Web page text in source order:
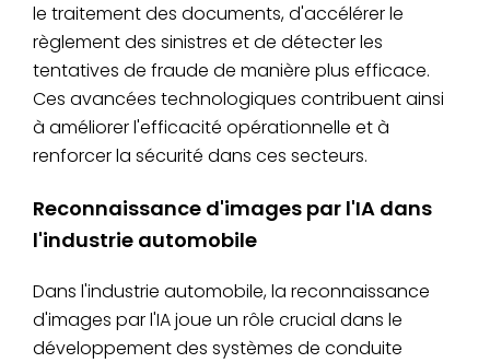
le traitement des documents, d'accélérer le
règlement des sinistres et de détecter les
tentatives de fraude de manière plus efficace.
Ces avancées technologiques contribuent ainsi
à améliorer l'efficacité opérationnelle et à
renforcer la sécurité dans ces secteurs.
Reconnaissance d'images par l'IA dans
l'industrie automobile
Dans l'industrie automobile, la reconnaissance
d'images par l'IA joue un rôle crucial dans le
développement des systèmes de conduite